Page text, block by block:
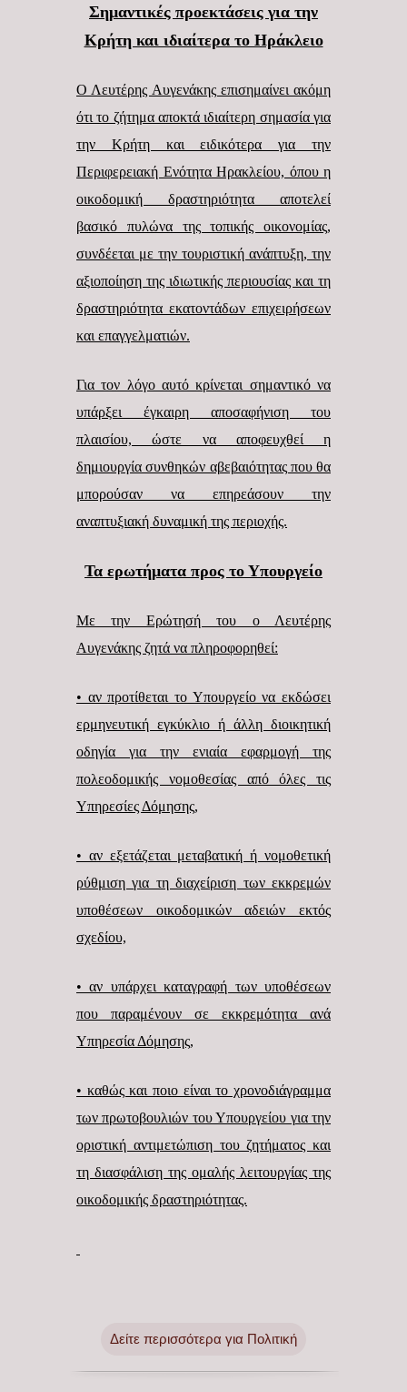
Σημαντικές προεκτάσεις για την
Κρήτη και ιδιαίτερα το Ηράκλειο
Ο Λευτέρης Αυγενάκης επισημαίνει ακόμη
ότι το ζήτημα αποκτά ιδιαίτερη σημασία για
την Κρήτη και ειδικότερα για την
Περιφερειακή Ενότητα Ηρακλείου, όπου η
οικοδομική δραστηριότητα αποτελεί
βασικό πυλώνα της τοπικής οικονομίας,
συνδέεται με την τουριστική ανάπτυξη, την
αξιοποίηση της ιδιωτικής περιουσίας και τη
δραστηριότητα εκατοντάδων επιχειρήσεων
και επαγγελματιών.
Για τον λόγο αυτό κρίνεται σημαντικό να
υπάρξει έγκαιρη αποσαφήνιση του
πλαισίου, ώστε να αποφευχθεί η
δημιουργία συνθηκών αβεβαιότητας που θα
μπορούσαν να επηρεάσουν την
αναπτυξιακή δυναμική της περιοχής.
Τα ερωτήματα προς το Υπουργείο
Με την Ερώτησή του ο Λευτέρης
Αυγενάκης ζητά να πληροφορηθεί:
• αν προτίθεται το Υπουργείο να εκδώσει
ερμηνευτική εγκύκλιο ή άλλη διοικητική
οδηγία για την ενιαία εφαρμογή της
πολεοδομικής νομοθεσίας από όλες τις
Υπηρεσίες Δόμησης,
• αν εξετάζεται μεταβατική ή νομοθετική
ρύθμιση για τη διαχείριση των εκκρεμών
υποθέσεων οικοδομικών αδειών εκτός
σχεδίου,
• αν υπάρχει καταγραφή των υποθέσεων
που παραμένουν σε εκκρεμότητα ανά
Υπηρεσία Δόμησης,
• καθώς και ποιο είναι το χρονοδιάγραμμα
των πρωτοβουλιών του Υπουργείου για την
οριστική αντιμετώπιση του ζητήματος και
τη διασφάλιση της ομαλής λειτουργίας της
οικοδομικής δραστηριότητας.
Δείτε περισσότερα για Πολιτική